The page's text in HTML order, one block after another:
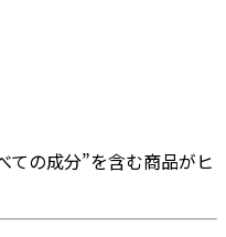
ての成分”を含む商品がヒ